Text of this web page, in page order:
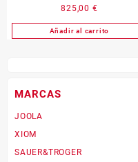
825,00 €
Añadir al carrito
MARCAS
JOOLA
XIOM
SAUER&TROGER